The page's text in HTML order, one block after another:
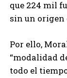
que 224 mil
sin un origen
Por ello,
“modalidad
todo el